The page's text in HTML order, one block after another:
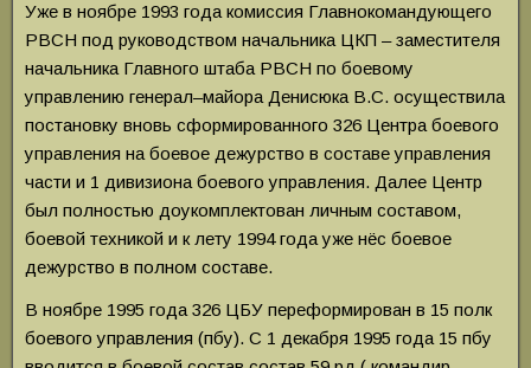
Уже в ноябре 1993 года комиссия Главнокомандующего
РВСН под руководством начальника ЦКП – заместителя
начальника Главного штаба РВСН по боевому
управлению генерал–майора Денисюка В.С. осуществила
постановку вновь сформированного 326 Центра боевого
управления на боевое дежурство в составе управления
части и 1 дивизиона боевого управления. Далее Центр
был полностью доукомплектован личным составом,
боевой техникой и к лету 1994 года уже нёс боевое
дежурство в полном составе.
В ноябре 1995 года 326 ЦБУ переформирован в 15 полк
боевого управления (пбу). С 1 декабря 1995 года 15 пбу